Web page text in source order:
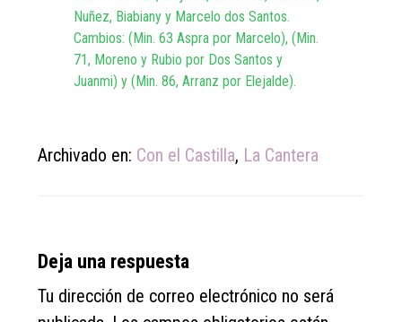
Nuñez, Biabiany y Marcelo dos Santos.
Cambios: (Min. 63 Aspra por Marcelo), (Min.
71, Moreno y Rubio por Dos Santos y
Juanmi) y (Min. 86, Arranz por Elejalde).
Archivado en: Con el Castilla, La Cantera
Reader
Interactions
Deja una respuesta
Tu dirección de correo electrónico no será